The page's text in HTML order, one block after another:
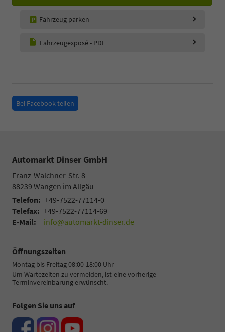
Fahrzeug parken
Fahrzeugexposé - PDF
Bei Facebook teilen
Automarkt Dinser GmbH
Franz-Walchner-Str. 8
88239 Wangen im Allgäu
Telefon: +49-7522-77114-0
Telefax: +49-7522-77114-69
E-Mail:
info@automarkt-dinser.de
Öffnungszeiten
Montag bis Freitag 08:00-18:00 Uhr
Um Wartezeiten zu vermeiden, ist eine vorherige
Terminvereinbarung erwünscht.
Folgen Sie uns auf